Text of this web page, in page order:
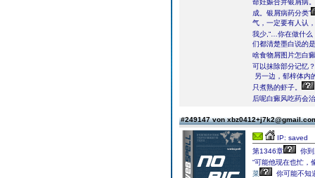
命妊娠合并银屑病
成。银屑病药分类”
气，一定要有人认
我少,“…你在做什么
们都清楚墨白说的
啥食物屑图片怎白
可以抹除部分记忆
另一边，郁梓体内
只煮熟的虾子。
后呢白癜风吃药会
#249147 von
IP: saved
第1346章
你
“可能他现在也忙，
菜
你可能不知